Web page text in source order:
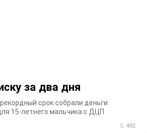
за два дня
срок собрали деньги
15-летнего мальчика с ДЦП
482